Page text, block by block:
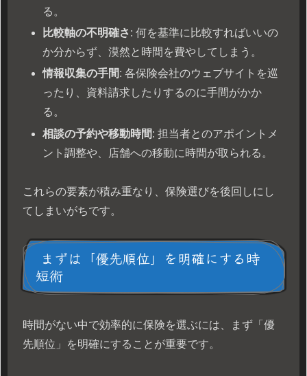
る。
比較軸の不明確さ: 何を基準に比較すればいいの
か分からず、漠然と時間を費やしてしまう。
情報収集の手間: 各保険会社のウェブサイトを巡
ったり、資料請求したりするのに手間がかか
る。
相談の予約や移動時間: 担当者とのアポイントメ
ント調整や、店舗への移動に時間が取られる。
これらの要素が積み重なり、保険選びを後回しにし
てしまいがちです。
まずは「優先順位」を明確にする時
短術
時間がない中で効率的に保険を選ぶには、まず「優
先順位」を明確にすることが重要です。